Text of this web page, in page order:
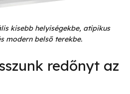
kisebb helyiségekbe, atipikus
modern belső terekbe.
redőnyt az